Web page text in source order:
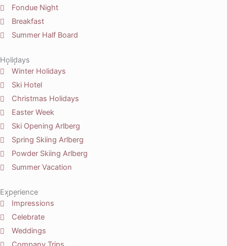
Fondue Night
Breakfast
Summer Half Board
Holidays
Winter Holidays
Ski Hotel
Christmas Holidays
Easter Week
Ski Opening Arlberg
Spring Skiing Arlberg
Powder Skiing Arlberg
Summer Vacation
Experience
Impressions
Celebrate
Weddings